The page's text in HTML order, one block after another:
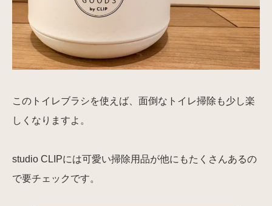
このトイレブラシを使えば、面倒なトイレ掃除も少し楽
しくなりますよ。
studio CLIPには可愛い掃除用品が他にもたくさんあるの
で要チェックです。